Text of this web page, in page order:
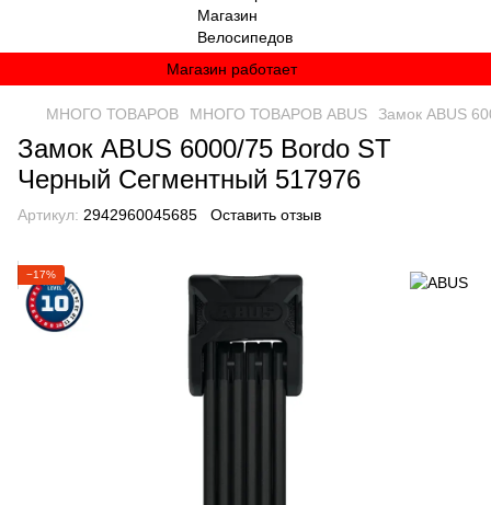
Магазин работает
МНОГО ТОВАРОВ МНОГО ТОВАРОВ ABUS Замок ABUS
Замок ABUS 6000/75 Bordo ST
Черный Сегментный 517976
Артикул: 2942960045685 Оставить отзыв
−17%